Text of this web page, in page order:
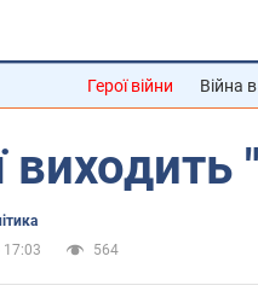
Герої війни Війна
564